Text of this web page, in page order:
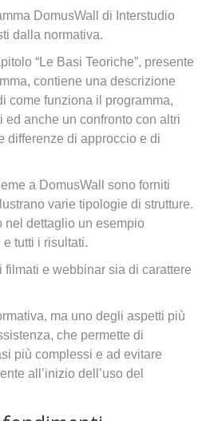
DomusWall di Interstudio
dalla normativa.
“Le Basi Teoriche”, presente
contiene una descrizione
come funziona il programma,
anche un confronto con altri
differenze di approccio e di
a DomusWall sono forniti
varie tipologie di strutture.
nel dettaglio un esempio
tutti i risultati.
filmati e webbinar sia di carattere
ma uno degli aspetti più
che permette di
più complessi e ad evitare
all’inizio dell’uso del